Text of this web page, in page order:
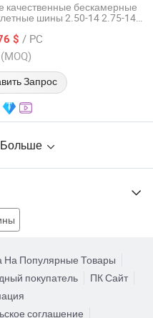
качественные бескамерные
шины 2.50-14 2.75-14
шин из Китая
$ / PC
(MOQ)
Запрос
Co., Ltd
2022
На Популярные Товары
покупатель
ПК Сайт
соглашение